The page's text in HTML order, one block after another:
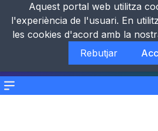
Menu
Aquest portal web utilitza
l'experiència de l'usuari. En
les cookies d'acord amb la
Rebutjar